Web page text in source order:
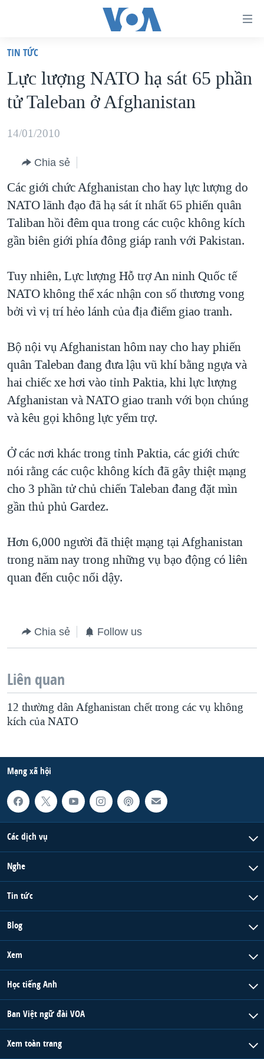
truy
cập
Tới
dung
chính
điều
hướng
chính
Đi
"Tìm"
VIỆT NAM
HOA KỲ
BIỂN ĐÔNG
BLOG
DIỄN ĐÀN
MỤC
TỰ DO BÁO CHÍ
NGƯỜI VIỆT HẢI NGOẠI
ĐỜI SỐNG
KINH TẾ
KHOA HỌC
SỨC KHOẺ
VĂN HOÁ
THỂ THAO
GIÁO DỤC
CHUYÊN ĐỀ
HÀNH TRÌNH BẦU CỬ 2024
MỘT NĂM CHIẾN TRANH TẠI DẢI GAZA
NGÀY TỊ NẠN THẾ GIỚI
TRỊNH VĨNH BÌNH - NGƯỜI HẠ 'BÊN THẮNG CUỘC'
GROUND ZERO – XƯA VÀ NAY
CHI PHÍ CHIẾN TRANH AFGHANISTAN
THƯỢNG ĐỈNH TRUMP-KIM TẠI VIỆT NAM
TRỊNH VĨNH BÌNH VS. CHÍNH PHỦ VIỆT NAM
NGƯ DÂN VIỆT VÀ LÀN SÓNG TRỘM HẢI SÂM
QUAN HỆ VIỆT MỸ
VIDEO
NGHE
Ngôn ngữ khác
TIN TỨC
Lực lượng NATO hạ sát 65 phần
tử Taleban ở Afghanistan
14/01/2010
Chia sẻ
Các giới chức Afghanistan cho hay lực lượng do
NATO lãnh đạo đã hạ sát ít nhất 65 phiến quân
Taliban hồi đêm qua trong các cuộc không kích
gần biên giới phía đông giáp ranh với Pakistan.
Tuy nhiên, Lực lượng Hỗ trợ An ninh Quốc tế
NATO không thể xác nhận con số thương vong
bởi vì vị trí hẻo lánh của địa điểm giao tranh.
Bộ nội vụ Afghanistan hôm nay cho hay phiến
quân Taleban đang đưa lậu vũ khí bằng ngựa và
hai chiếc xe hơi vào tỉnh Paktia, khi lực lượng
Afghanistan và NATO giao tranh với bọn chúng
và kêu gọi không lực yểm trợ.
Ở các nơi khác trong tỉnh Paktia, các giới chức
nói rằng các cuộc không kích đã gây thiệt mạng
cho 3 phần tử chủ chiến Taleban đang đặt mìn
gần thủ phủ Gardez.
Hơn 6,000 người đã thiệt mạng tại Afghanistan
trong năm nay trong những vụ bạo động có liên
quan đến cuộc nổi dậy.
Chia sẻ Follow us
Liên quan
12 thường dân Afghanistan chết trong các vụ không
kích của NATO
Mạng xã hội
Các dịch vụ
Nghe
Tin tức
Blog
Xem
Học tiếng Anh
Ban Việt ngữ đài VOA
Xem toàn trang